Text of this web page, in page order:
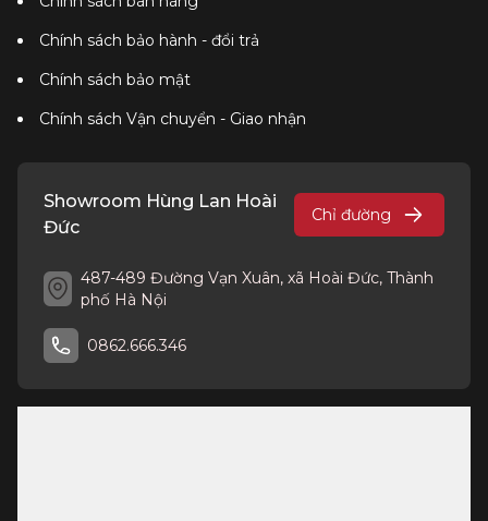
Chính sách bảo hành - đổi trả
Chính sách bảo mật
Chính sách Vận chuyển - Giao nhận
Showroom Hùng Lan Hoài
Đức
Chỉ đường
487-489 Đường Vạn Xuân, xã Hoài Đức, Thành
phố Hà Nội
0862.666.346